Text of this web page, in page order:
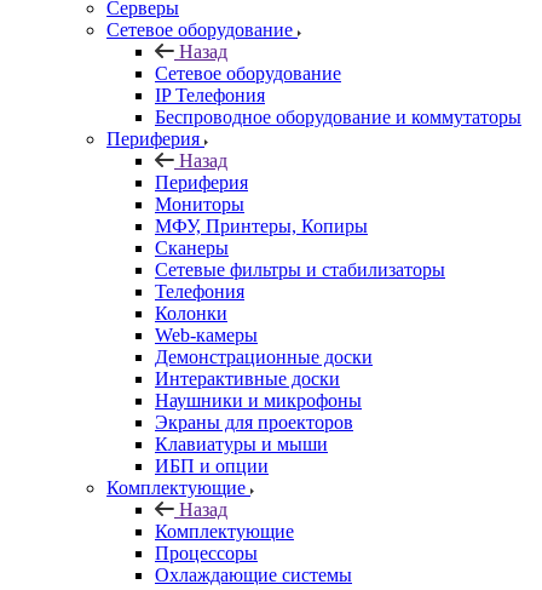
Серверы
Сетевое оборудование
Назад
Сетевое оборудование
IP Телефония
Беспроводное оборудование и коммутаторы
Периферия
Назад
Периферия
Мониторы
МФУ, Принтеры, Копиры
Сканеры
Сетевые фильтры и стабилизаторы
Телефония
Колонки
Web-камеры
Демонстрационные доски
Интерактивные доски
Наушники и микрофоны
Экраны для проекторов
Клавиатуры и мыши
ИБП и опции
Комплектующие
Назад
Комплектующие
Процессоры
Охлаждающие системы